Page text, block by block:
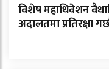
विशेष महाधिवेशन
अदालतमा प्रतिरक्षा